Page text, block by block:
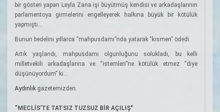
bir gösteri yapan Leyla Zana işi büyütmüş kendisi ve arkadaşlarının
parlamentoya girmelerini engelleyerek halkına büyük bir kötülük
yapmıştı...
Bunun bedelini yıllarca “mahpusdamı”nda yatarak "kısmen” ödedi.
Artık yaşlandı, mahpusdamı olgunluğunu solukladı, bu kelli
milletvekili arkadaşlarına ve “istemleri”ne kötülük etmez “diye
düşünüyordum” ki...
Aydınlık gazetemizden:
“MECLİS’TE TATSIZ TUZSUZ BİR AÇILIŞ"